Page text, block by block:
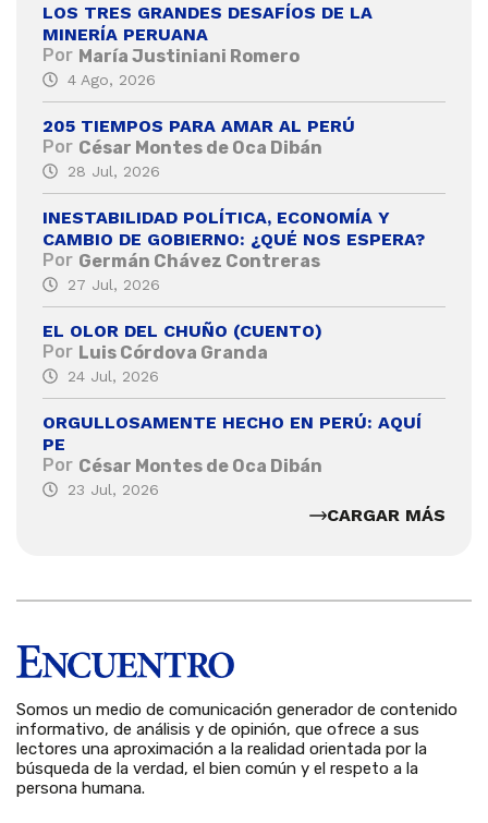
LOS TRES GRANDES DESAFÍOS DE LA
MINERÍA PERUANA
Por María Justiniani Romero
4 Ago, 2026
205 TIEMPOS PARA AMAR AL PERÚ
Por César Montes de Oca Dibán
28 Jul, 2026
INESTABILIDAD POLÍTICA, ECONOMÍA Y
CAMBIO DE GOBIERNO: ¿QUÉ NOS ESPERA?
Por Germán Chávez Contreras
27 Jul, 2026
EL OLOR DEL CHUÑO (CUENTO)
Por Luis Córdova Granda
24 Jul, 2026
ORGULLOSAMENTE HECHO EN PERÚ: AQUÍ
PE
Por César Montes de Oca Dibán
23 Jul, 2026
CARGAR MÁS
Somos un medio de comunicación generador de contenido
informativo, de análisis y de opinión, que ofrece a sus
lectores una aproximación a la realidad orientada por la
búsqueda de la verdad, el bien común y el respeto a la
persona humana.